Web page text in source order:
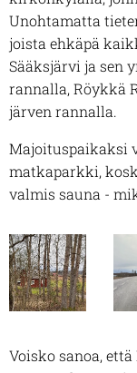
Unohtamatta
joista ehkäpä
Sääksjärvi ja sen
rannalla, Röykkä
järven rannalla.
Majoituspaikaksi
matkaparkki,
valmis sauna -
Voisko sanoa,